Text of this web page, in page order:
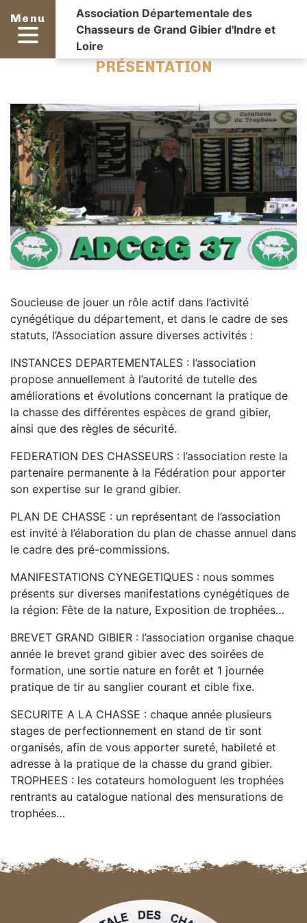
Menu
Association Départementale des
Chasseurs de Grand Gibier d'Indre et
Loire
PRÉSENTATION
Soucieuse de jouer un rôle actif dans l’activité
cynégétique du département, et dans le cadre de ses
statuts, l’Association assure diverses activités :
INSTANCES DEPARTEMENTALES : l’association
propose annuellement à l’autorité de tutelle des
améliorations et évolutions concernant la pratique de
la chasse des différentes espèces de grand gibier,
ainsi que des règles de sécurité.
FEDERATION DES CHASSEURS : l’association reste la
partenaire permanente à la Fédération pour apporter
son expertise sur le grand gibier.
PLAN DE CHASSE : un représentant de l’association
est invité à l’élaboration du plan de chasse annuel dans
le cadre des pré-commissions.
MANIFESTATIONS CYNEGETIQUES : nous sommes
présents sur diverses manifestations cynégétiques de
la région: Fête de la nature, Exposition de trophées…
BREVET GRAND GIBIER : l’association organise chaque
année le brevet grand gibier avec des soirées de
formation, une sortie nature en forêt et 1 journée
pratique de tir au sanglier courant et cible fixe.
SECURITE A LA CHASSE : chaque année plusieurs
stages de perfectionnement en stand de tir sont
organisés, afin de vous apporter sureté, habileté et
adresse à la pratique de la chasse du grand gibier.
TROPHEES : les cotateurs homologuent les trophées
rentrants au catalogue national des mensurations de
trophées…